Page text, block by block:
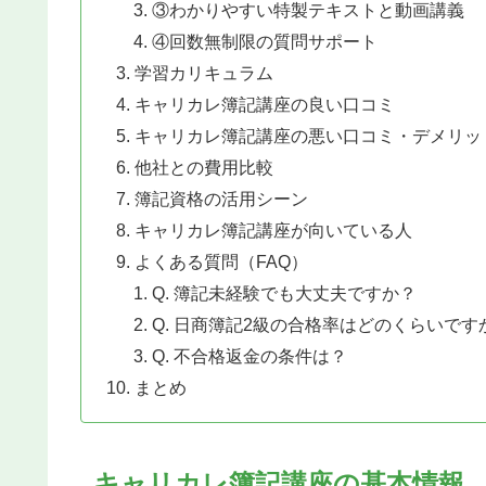
③わかりやすい特製テキストと動画講義
④回数無制限の質問サポート
学習カリキュラム
キャリカレ簿記講座の良い口コミ
キャリカレ簿記講座の悪い口コミ・デメリッ
他社との費用比較
簿記資格の活用シーン
キャリカレ簿記講座が向いている人
よくある質問（FAQ）
Q. 簿記未経験でも大丈夫ですか？
Q. 日商簿記2級の合格率はどのくらいです
Q. 不合格返金の条件は？
まとめ